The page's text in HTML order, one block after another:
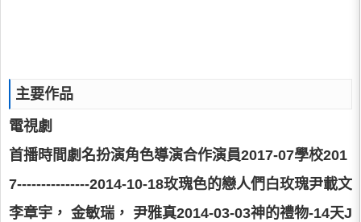
主要作品
電視劇
首播時間劇名扮演角色導演合作演員2017-07學校201
7---------------2014-10-18玫瑰色的戀人們白玫瑰尹載文
李章宇， 金敏瑞， 尹雅真2014-03-03神的禮物-14天J